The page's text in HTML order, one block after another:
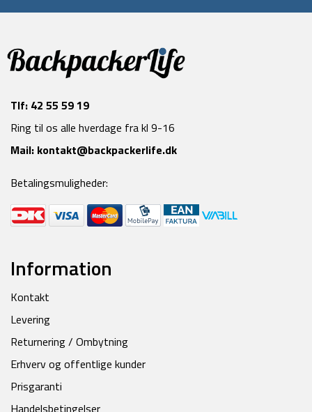
Tlf: 42 55 59 19
Ring til os alle hverdage fra kl 9-16
Mail: kontakt@backpackerlife.dk
Betalingsmuligheder:
Information
Kontakt
Levering
Returnering / Ombytning
Erhverv og offentlige kunder
Prisgaranti